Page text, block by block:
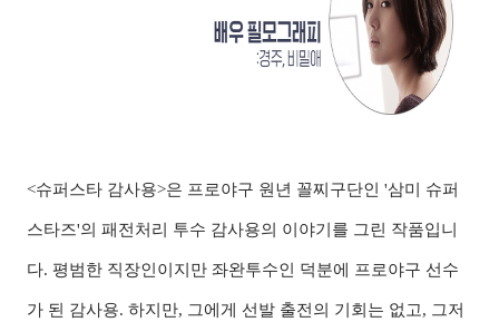
<슈퍼스타 감사용>은 프로야구 원년 꼴찌구단인 '삼미 슈퍼
스타즈'의 패전처리 투수 감사용의 이야기를 그린 작품입니
다. 평범한 직장인이지만 좌완투수인 덕분에 프로야구 선수
가 된 감사용. 하지만, 그에게 선발 출전의 기회는 없고, 그저